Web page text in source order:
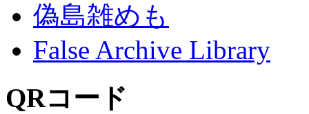
偽島雑めも
False Archive Library
QRコード